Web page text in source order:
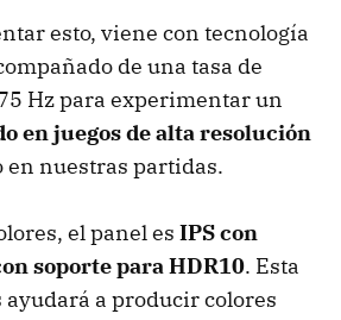
esto, viene con tecnología
de una tasa de
Hz para experimentar un
en juegos de alta resolución
nuestras partidas.
el panel es IPS con
soporte para HDR10. Esta
a producir colores